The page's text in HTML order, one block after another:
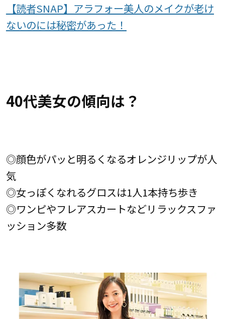
【読者SNAP】アラフォー美人のメイクが老け
ないのには秘密があった！
40代美女の傾向は？
◎顔色がパッと明るくなるオレンジリップが人
気
◎女っぽくなれるグロスは1人1本持ち歩き
◎ワンピやフレアスカートなどリラックスファ
ッション多数